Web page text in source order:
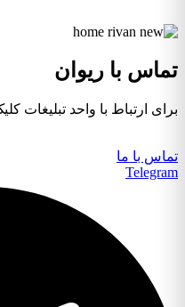
تماس با ریوان
برای ارتباط با واحد تبلیغات
تماس با ما
Telegram